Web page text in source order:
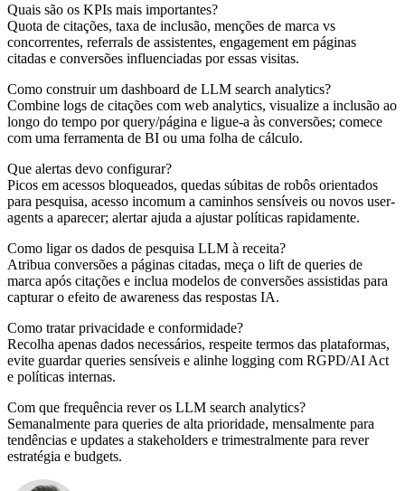
Quais são os KPIs mais importantes?
Quota de citações, taxa de inclusão, menções de marca vs
concorrentes, referrals de assistentes, engagement em páginas
citadas e conversões influenciadas por essas visitas.
Como construir um dashboard de LLM search analytics?
Combine logs de citações com web analytics, visualize a inclusão ao
longo do tempo por query/página e ligue-a às conversões; comece
com uma ferramenta de BI ou uma folha de cálculo.
Que alertas devo configurar?
Picos em acessos bloqueados, quedas súbitas de robôs orientados
para pesquisa, acesso incomum a caminhos sensíveis ou novos user-
agents a aparecer; alertar ajuda a ajustar políticas rapidamente.
Como ligar os dados de pesquisa LLM à receita?
Atribua conversões a páginas citadas, meça o lift de queries de
marca após citações e inclua modelos de conversões assistidas para
capturar o efeito de awareness das respostas IA.
Como tratar privacidade e conformidade?
Recolha apenas dados necessários, respeite termos das plataformas,
evite guardar queries sensíveis e alinhe logging com RGPD/AI Act
e políticas internas.
Com que frequência rever os LLM search analytics?
Semanalmente para queries de alta prioridade, mensalmente para
tendências e updates a stakeholders e trimestralmente para rever
estratégia e budgets.